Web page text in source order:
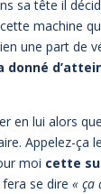
sa tête il
machine
une part de
donné
en lui alors
Appelez-ça
moi cette
fera se dire« ça